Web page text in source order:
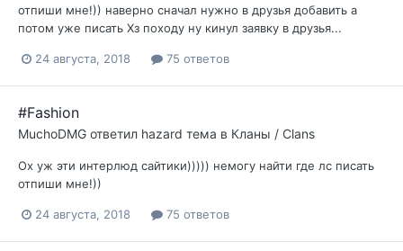
отпиши мне!)) наверно сначал нужно в друзья добавить а
потом уже писать Хз походу ну кинул заявку в друзья...
24 августа, 2018 75 ответов
#Fashion
MuchoDMG ответил hazard тема в Кланы / Clans
Ох уж эти интерлюд сайтики))))) немогу найти где лс писать
отпиши мне!))
24 августа, 2018 75 ответов